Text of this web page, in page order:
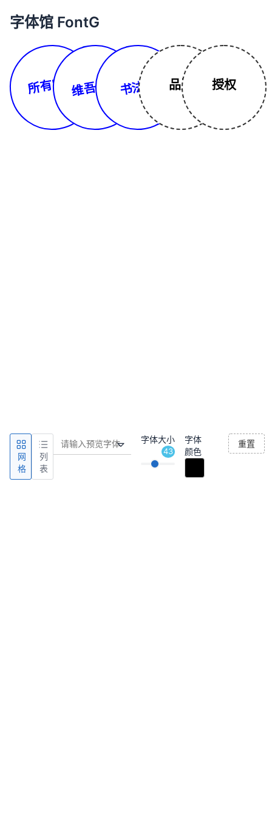
字体馆 FontG
所有字体维吾尔文书法体 品牌 授权
网
格
列
表
字体大小
43
字体
颜色
重置